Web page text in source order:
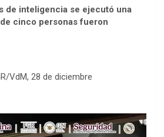
de inteligencia se ejecutó una
cinco personas fueron
VdM, 28 de diciembre